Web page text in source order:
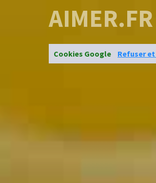
Cookies Google Refuser
AIMER.FR